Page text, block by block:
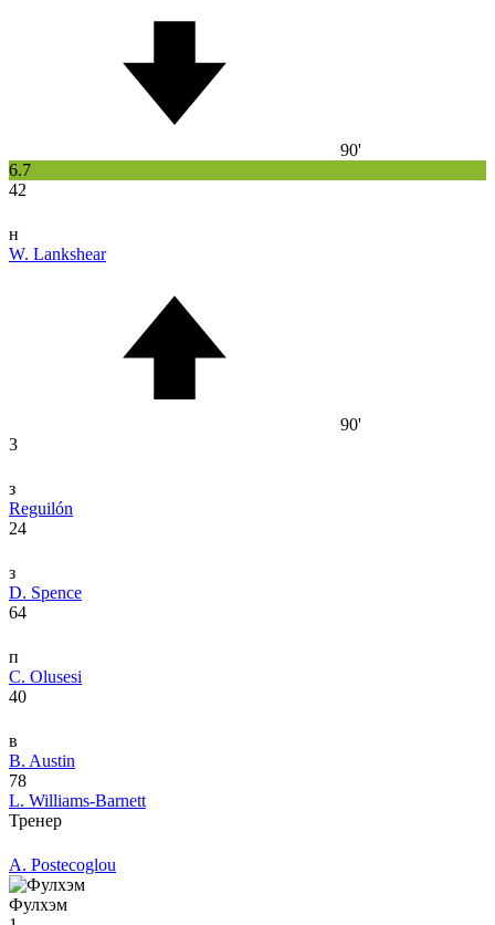
90'
6.7
42
н
W. Lankshear
90'
3
з
Reguilón
24
з
D. Spence
64
п
C. Olusesi
40
в
B. Austin
78
L. Williams-Barnett
Тренер
A. Postecoglou
Фулхэм